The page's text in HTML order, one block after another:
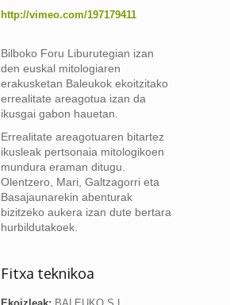
http://vimeo.com/197179411
Bilboko Foru Liburutegian izan
den euskal mitologiaren
erakusketan Baleukok ekoitzitako
errealitate areagotua izan da
ikusgai gabon hauetan.
Errealitate areagotuaren bitartez
ikusleak pertsonaia mitologikoen
mundura eraman ditugu.
Olentzero, Mari, Galtzagorri eta
Basajaunarekin abenturak
bizitzeko aukera izan dute bertara
hurbildutakoek.
Fitxa teknikoa